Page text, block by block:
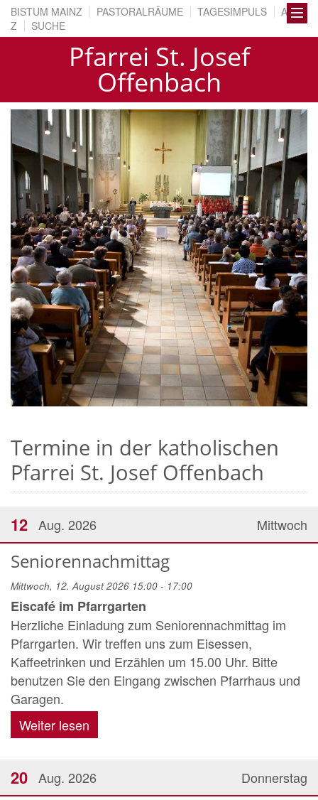
BISTUM MAINZ PASTORALRÄUME TAGESIMPULS
A BIS
Z
SUCHE
Pfarrei St. Josef
Offenbach
Termine in der katholischen
Pfarrei St. Josef Offenbach
Mittwoch
12 Aug. 2026
Seniorennachmittag
Mittwoch, 12. August 2026 15:00 - 17:00
Eiscafé im Pfarrgarten
Herzliche Einladung zum Seniorennachmittag im
Pfarrgarten. Wir treffen uns zum Eisessen,
Kaffeetrinken und Erzählen um 15.00 Uhr. Bitte
benutzen Sie den Eingang zwischen Pfarrhaus und
Garagen.
Weiter lesen
Donnerstag
20 Aug. 2026